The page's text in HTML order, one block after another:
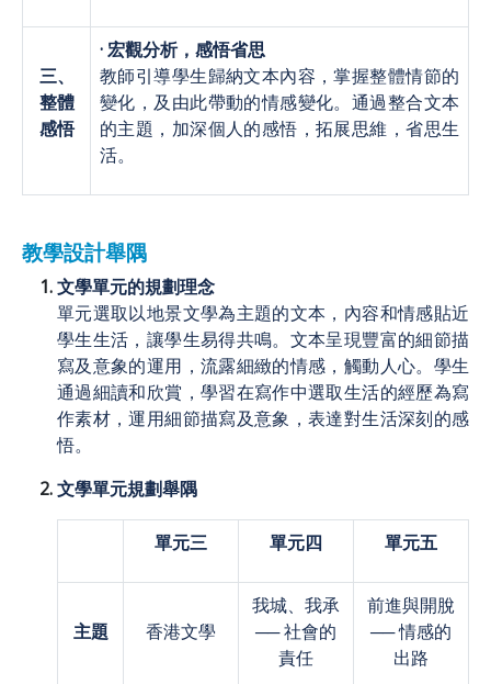
三、
整體
感悟
· 宏觀分析，感悟省思
教師引導學生歸納文本內容，掌握整體情節的
變化，及由此帶動的情感變化。通過整合文本
的主題，加深個人的感悟，拓展思維，省思生
活。
教學設計舉隅
文學單元的規劃理念
單元選取以地景文學為主題的文本，內容和情感貼近
學生生活，讓學生易得共鳴。文本呈現豐富的細節描
寫及意象的運用，流露細緻的情感，觸動人心。學生
通過細讀和欣賞，學習在寫作中選取生活的經歷為寫
作素材，運用細節描寫及意象，表達對生活深刻的感
悟。
文學單元規劃舉隅
單元三 單元四 單元五
主題 香港文學
我城、我承
── 社會的
責任
前進與開脫
── 情感的
出路